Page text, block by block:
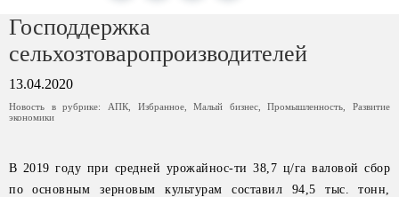
Господдержка
сельхозтоваропроизводителей
13.04.2020
Новость в рубрике: АПК, Избранное,Малый бизнес,Промышленность
Развитие
экономики
В 2019 году при средней урожайнос-ти 38,7 ц/га валовой сбор
по основным зерновым культурам составил 94,5 тыс. тонн,